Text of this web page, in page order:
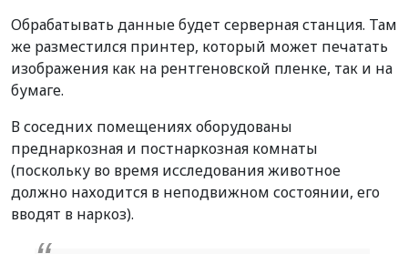
Обрабатывать данные будет серверная станция. Там
же разместился принтер, который может печатать
изображения как на рентгеновской пленке, так и на
бумаге.
В соседних помещениях оборудованы
преднаркозная и постнаркозная комнаты
(поскольку во время исследования животное
должно находится в неподвижном состоянии, его
вводят в наркоз).